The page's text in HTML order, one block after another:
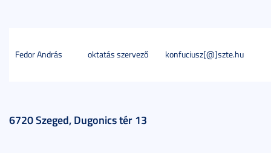
Fedor András oktatás szervező konfuciusz[@]szte.hu
6720 Szeged, Dugonics tér 13